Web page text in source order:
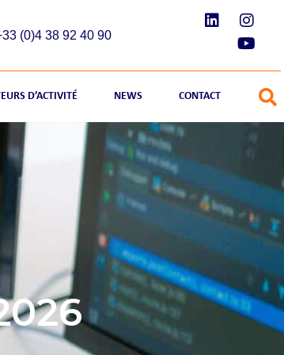
(0)4 38 92 40 90
D’ACTIVITÉ NEWS CONTACT